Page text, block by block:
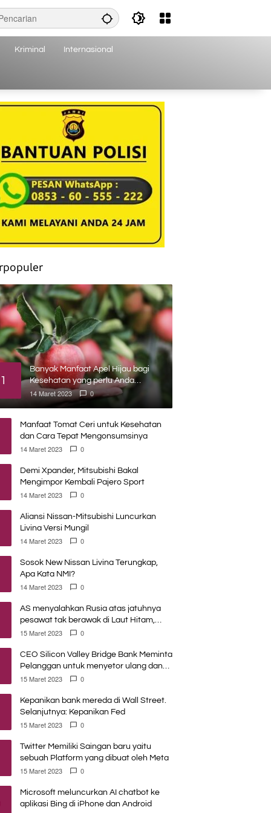
Kriminal Internasional
1
Banyak Manfaat Apel Hijau bagi
Kesehatan yang perlu Anda
ketahui
14 Maret 2023 0
Manfaat Tomat Ceri untuk Kesehatan
dan Cara Tepat Mengonsumsinya
14 Maret 2023 0
Demi Xpander, Mitsubishi Bakal
Mengimpor Kembali Pajero Sport
14 Maret 2023 0
Aliansi Nissan-Mitsubishi Luncurkan
Livina Versi Mungil
14 Maret 2023 0
Sosok New Nissan Livina Terungkap,
Apa Kata NMI?
14 Maret 2023 0
AS menyalahkan Rusia atas jatuhnya
pesawat tak berawak di Laut Hitam,
Moskow menyangkal
15 Maret 2023 0
CEO Silicon Valley Bridge Bank Meminta
Pelanggan untuk menyetor ulang dana
Mereka
15 Maret 2023 0
Kepanikan bank mereda di Wall Street.
Selanjutnya: Kepanikan Fed
15 Maret 2023 0
Twitter Memiliki Saingan baru yaitu
sebuah Platform yang dibuat oleh Meta
15 Maret 2023 0
Microsoft meluncurkan AI chatbot ke
aplikasi Bing di iPhone dan Android